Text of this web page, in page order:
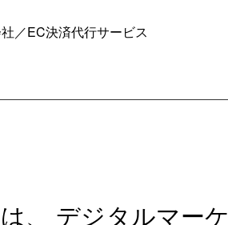
／EC決済代行サービス
、 デジタルマー